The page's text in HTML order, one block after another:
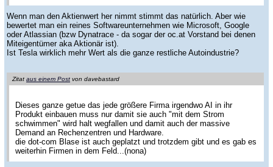
Wenn man den Aktienwert her nimmt stimmt das natürlich. Aber wie
bewertet man ein reines Softwareunternehmen wie Microsoft, Google
oder Atlassian (bzw Dynatrace - da sogar der oc.at Vorstand bei denen
Miteigentümer aka Aktionär ist).
Ist Tesla wirklich mehr Wert als die ganze restliche Autoindustrie?
Zitat aus einem Post von davebastard
Dieses ganze getue das jede größere Firma irgendwo AI in ihr
Produkt einbauen muss nur damit sie auch "mit dem Strom
schwimmen" wird halt wegfallen und damit auch der massive
Demand an Rechenzentren und Hardware.
die dot-com Blase ist auch geplatzt und trotzdem gibt und es gab es
weiterhin Firmen in dem Feld...(nona)